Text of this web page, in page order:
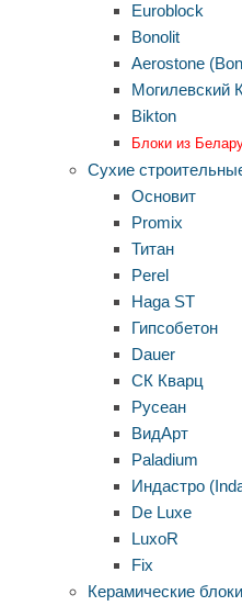
Euroblock
Bonolit
Aerostone
Могилевский
Bikton
Блоки из
Сухие
Основит
Promix
Титан
Perel
Haga ST
Гипсобетон
Dauer
СК Кварц
Русеан
ВидАрт
Paladium
Индастро
De Luxe
LuxoR
Fix
Керамические блоки